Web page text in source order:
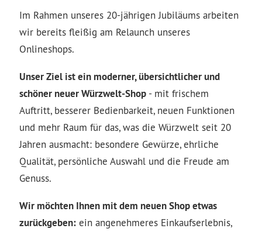
Im Rahmen unseres 20-jährigen Jubiläums arbeiten
wir bereits fleißig am Relaunch unseres
Onlineshops.
Unser Ziel ist ein moderner, übersichtlicher und
schöner neuer Würzwelt-Shop - mit frischem
Auftritt, besserer Bedienbarkeit, neuen Funktionen
und mehr Raum für das, was die Würzwelt seit 20
Jahren ausmacht: besondere Gewürze, ehrliche
Qualität, persönliche Auswahl und die Freude am
Genuss.
Wir möchten Ihnen mit dem neuen Shop etwas
zurückgeben: ein angenehmeres Einkaufserlebnis,